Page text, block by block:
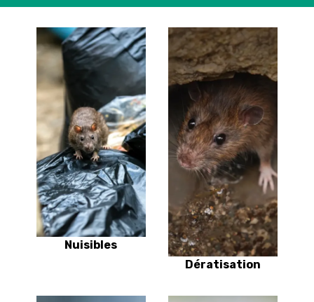
Nuisibles
Dératisation